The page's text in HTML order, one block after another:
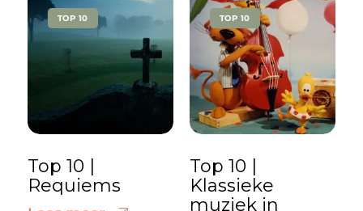
TOP 10
Top 10 |
Requiems
TOP 10
Top 10 |
Klassieke
muziek in